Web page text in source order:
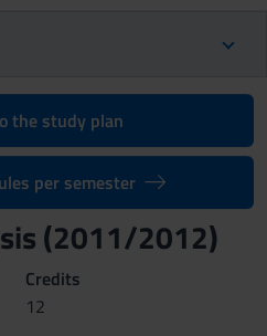
the study plan
per semester
(2011/2012)
Credits
12